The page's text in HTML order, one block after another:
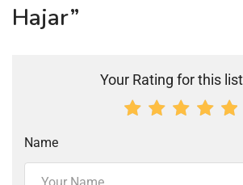
Hajar”
Your Rating for this
Name